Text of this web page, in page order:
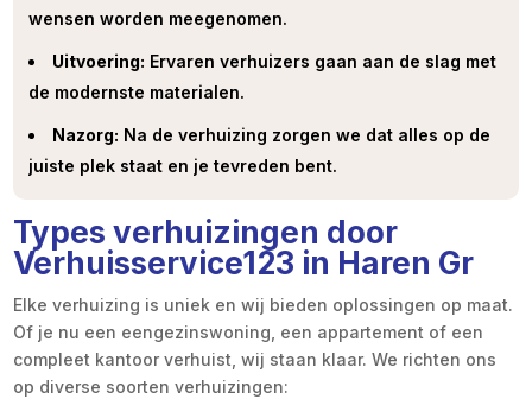
wensen worden meegenomen.
Uitvoering: Ervaren verhuizers gaan aan de slag met
de modernste materialen.
Nazorg: Na de verhuizing zorgen we dat alles op de
juiste plek staat en je tevreden bent.
Types verhuizingen door
Verhuisservice123 in Haren Gr
Elke verhuizing is uniek en wij bieden oplossingen op maat.
Of je nu een eengezinswoning, een appartement of een
compleet kantoor verhuist, wij staan klaar. We richten ons
op diverse soorten verhuizingen: